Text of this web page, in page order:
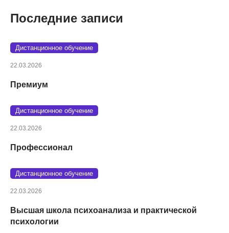
Последние записи
Дистанционное обучение
22.03.2026
Премиум
Дистанционное обучение
22.03.2026
Профессионал
Дистанционное обучение
22.03.2026
Высшая школа психоанализа и практической
психологии